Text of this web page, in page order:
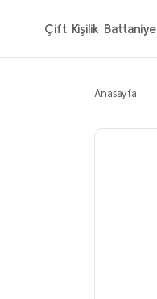
Çift Kişilik Battaniye
Anasayfa